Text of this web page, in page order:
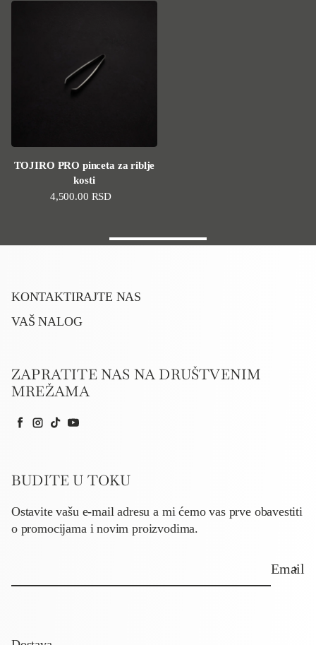
TOJIRO PRO pinceta za riblje
kosti
Standardna cena
4,500.00 RSD
KONTAKTIRAJTE NAS
VAŠ NALOG
ZAPRATITE NAS NA DRUŠTVENIM
MREŽAMA
Facebook
Instagram
TikTokYouTube
BUDITE U TOKU
Ostavite vašu e-mail adresu a mi ćemo vas prve obavestiti
o promocijama i novim proizvodima.
Email